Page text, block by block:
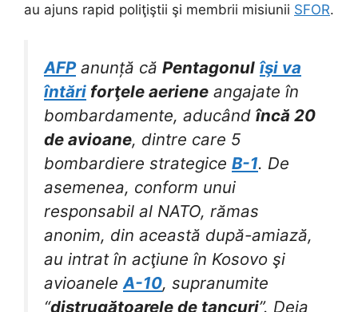
au ajuns rapid poliţiştii şi membrii misiunii SFOR.
AFPanunță că Pentagonul îşi va
întări forţele aeriene angajate în
bombardamente, aducând încă 20
de avioane, dintre care 5
bombardiere strategice B-1. De
asemenea, conform unui
responsabil al NATO, rămas
anonim, din această după-amiază,
au intrat în acţiune în Kosovo şi
avioaneleA-10, supranumite
“distrugătoarele de tancuri”. Deja